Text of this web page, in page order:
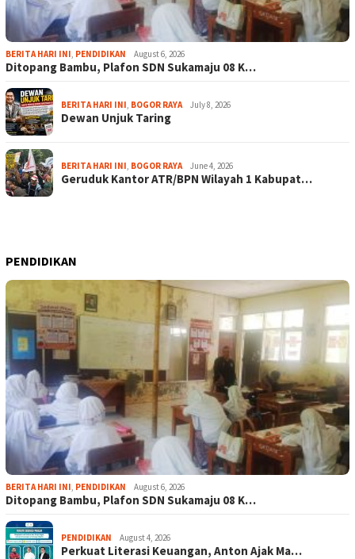
BERITA HARI INI, PENDIDIKAN August 6, 2026
Ditopang Bambu, Plafon SDN Sukamaju 08 K…
BERITA HARI INI, BOGOR RAYA July 8, 2026
Dewan Unjuk Taring
BERITA HARI INI, BOGOR RAYA June 4, 2026
Geruduk Kantor ATR/BPN Wilayah 1 Kabupat…
PENDIDIKAN
BERITA HARI INI, PENDIDIKAN August 6, 2026
Ditopang Bambu, Plafon SDN Sukamaju 08 K…
PENDIDIKAN August 4, 2026
Perkuat Literasi Keuangan, Anton Ajak Ma…